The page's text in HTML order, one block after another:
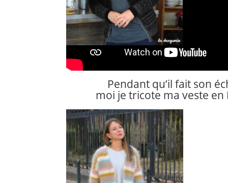
Pendant qu’il fait son
moi je tricote ma veste en